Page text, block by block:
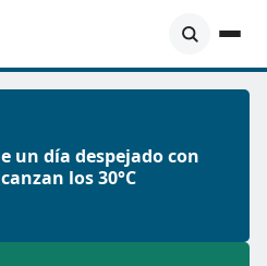
un día despejado con
los 30°C